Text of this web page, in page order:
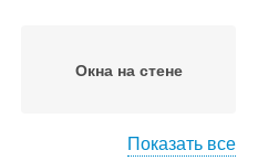
Окна на стене
Показать все